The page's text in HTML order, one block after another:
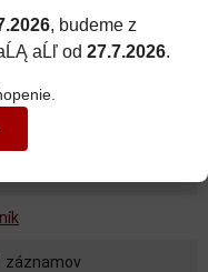
záznamov
, budeme z
aĹľ od 27.7.2026.